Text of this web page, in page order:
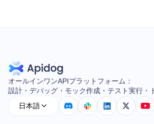
オールインワンAPIプラットフォーム：
設計・デバッグ・モック作成・テスト実行・
日本語